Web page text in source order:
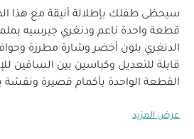
سيحظى طفلك بإطلالة أنيقة مع هذا
قطعة واحدة ناعم ودنغري جيرسيه
الدنغري بلون أخضر وشارة مطرزة
قابلة للتعديل وكباسين بين الساقين
القطعة الواحدة بأكمام قصيرة ونقشة
بالكامل.خصائص المنتج:عرض المزيد